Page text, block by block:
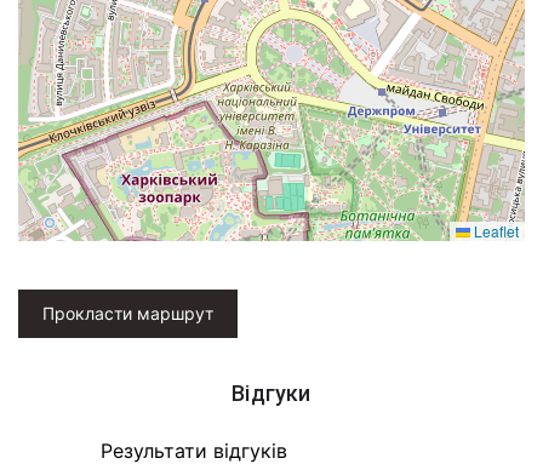
Leaflet
Прокласти маршрут
Відгуки
Результати відгуків